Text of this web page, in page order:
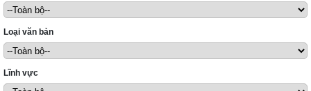
Loại văn bản
Lĩnh vực